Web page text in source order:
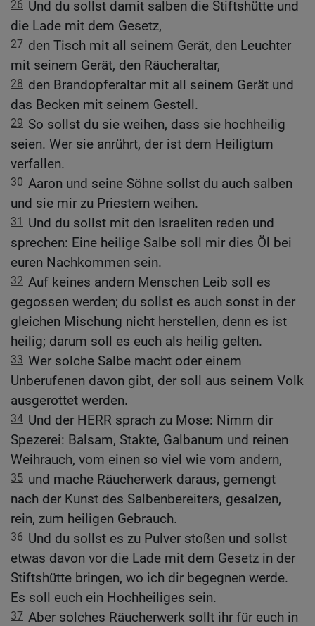
26 Und du sollst damit salben die Stiftshütte und
die Lade mit dem Gesetz,
27 den Tisch mit all seinem Gerät, den Leuchter
mit seinem Gerät, den Räucheraltar,
28 den Brandopferaltar mit all seinem Gerät und
das Becken mit seinem Gestell.
29 So sollst du sie weihen, dass sie hochheilig
seien. Wer sie anrührt, der ist dem Heiligtum
verfallen.
30 Aaron und seine Söhne sollst du auch salben
und sie mir zu Priestern weihen.
31 Und du sollst mit den Israeliten reden und
sprechen: Eine heilige Salbe soll mir dies Öl bei
euren Nachkommen sein.
32 Auf keines andern Menschen Leib soll es
gegossen werden; du sollst es auch sonst in der
gleichen Mischung nicht herstellen, denn es ist
heilig; darum soll es euch als heilig gelten.
33 Wer solche Salbe macht oder einem
Unberufenen davon gibt, der soll aus seinem Volk
ausgerottet werden.
34 Und der HERR sprach zu Mose: Nimm dir
Spezerei: Balsam, Stakte, Galbanum und reinen
Weihrauch, vom einen so viel wie vom andern,
35 und mache Räucherwerk daraus, gemengt
nach der Kunst des Salbenbereiters, gesalzen,
rein, zum heiligen Gebrauch.
36 Und du sollst es zu Pulver stoßen und sollst
etwas davon vor die Lade mit dem Gesetz in der
Stiftshütte bringen, wo ich dir begegnen werde.
Es soll euch ein Hochheiliges sein.
37 Aber solches Räucherwerk sollt ihr für euch in